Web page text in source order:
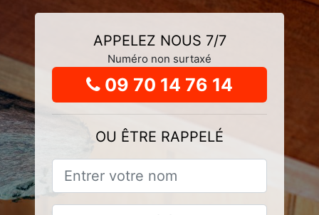
APPELEZ NOUS 7/7
Numéro non surtaxé
09 70 14 76 14
OU ÊTRE RAPPELÉ